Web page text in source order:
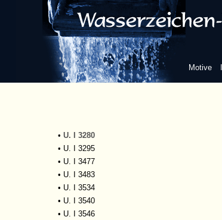
Motive
•U. I 3073
•U. I 3079
•U. I 3248
•U. I 3249
•U. I 3252
•U. I 3257
•U. I 3260
• U. I 3280
• U. I 3295
• U. I 3477
• U. I 3483
• U. I 3534
• U. I 3540
• U. I 3546